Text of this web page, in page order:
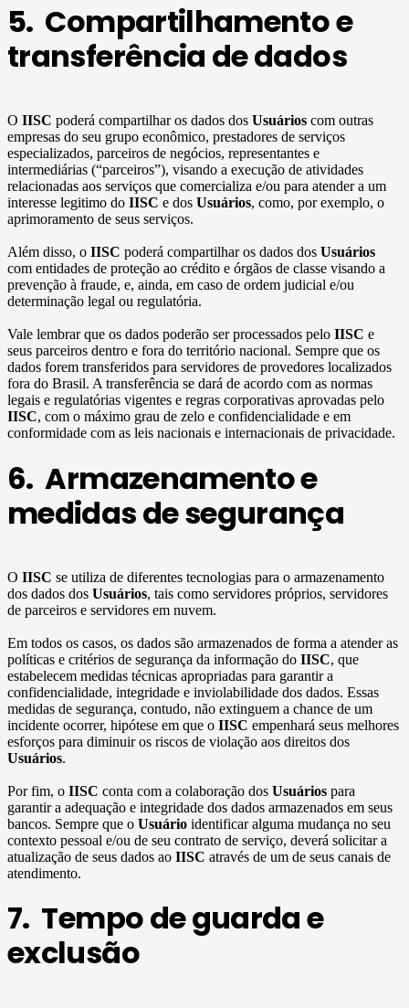
5. Compartilhamento e
transferência de dados
O IISC poderá compartilhar os dados dos Usuários com outras
empresas do seu grupo econômico, prestadores de serviços
especializados, parceiros de negócios, representantes e
intermediárias (“parceiros”), visando a execução de atividades
relacionadas aos serviços que comercializa e/ou para atender a um
interesse legitimo do IISC e dos Usuários, como, por exemplo, o
aprimoramento de seus serviços.
Além disso, o IISC poderá compartilhar os dados dos Usuários
com entidades de proteção ao crédito e órgãos de classe visando a
prevenção à fraude, e, ainda, em caso de ordem judicial e/ou
determinação legal ou regulatória.
Vale lembrar que os dados poderão ser processados pelo IISC e
seus parceiros dentro e fora do território nacional. Sempre que os
dados forem transferidos para servidores de provedores localizados
fora do Brasil. A transferência se dará de acordo com as normas
legais e regulatórias vigentes e regras corporativas aprovadas pelo
IISC, com o máximo grau de zelo e confidencialidade e em
conformidade com as leis nacionais e internacionais de privacidade.
6. Armazenamento e
medidas de segurança
O IISC se utiliza de diferentes tecnologias para o armazenamento
dos dados dos Usuários, tais como servidores próprios, servidores
de parceiros e servidores em nuvem.
Em todos os casos, os dados são armazenados de forma a atender as
políticas e critérios de segurança da informação do IISC, que
estabelecem medidas técnicas apropriadas para garantir a
confidencialidade, integridade e inviolabilidade dos dados. Essas
medidas de segurança, contudo, não extinguem a chance de um
incidente ocorrer, hipótese em que o IISC empenhará seus melhores
esforços para diminuir os riscos de violação aos direitos dos
Usuários.
Por fim, o IISC conta com a colaboração dos Usuários para
garantir a adequação e integridade dos dados armazenados em seus
bancos. Sempre que o Usuário identificar alguma mudança no seu
contexto pessoal e/ou de seu contrato de serviço, deverá solicitar a
atualização de seus dados ao IISC através de um de seus canais de
atendimento.
7. Tempo de guarda e
exclusão